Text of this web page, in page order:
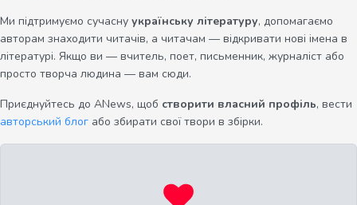
Ми підтримуємо сучасну українську літературу, допомагаємо
авторам знаходити читачів, а читачам — відкривати нові імена в
літературі. Якщо ви — вчитель, поет, письменник, журналіст або
просто творча людина — вам сюди.
Приєднуйтесь до ANews, щоб створити власний профіль, вести
авторський блог або збирати свої твори в збірки.